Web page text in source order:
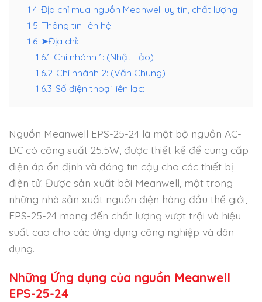
1.4 Địa chỉ mua nguồn Meanwell uy tín, chất lượng
1.5 Thông tin liên hệ:
1.6 ➤Địa chỉ:
1.6.1 Chi nhánh 1: (Nhật Tảo)
1.6.2 Chi nhánh 2: (Văn Chung)
1.6.3 Số điện thoại liên lạc:
Nguồn Meanwell EPS-25-24 là một bộ nguồn AC-
DC có công suất 25.5W, được thiết kế để cung cấp
điện áp ổn định và đáng tin cậy cho các thiết bị
điện tử. Được sản xuất bởi Meanwell, một trong
những nhà sản xuất nguồn điện hàng đầu thế giới,
EPS-25-24 mang đến chất lượng vượt trội và hiệu
suất cao cho các ứng dụng công nghiệp và dân
dụng.
Những Ứng dụng của nguồn Meanwell
EPS-25-24